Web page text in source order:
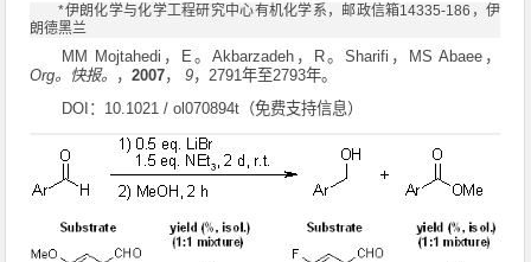
*伊朗化学与化学工程研究中心有机化学系，邮政信箱14335-186，伊
朗德黑兰
MM Mojtahedi，E。Akbarzadeh，R。Sharifi，MS Abaee，
Org。
快报。 ，2007，9，2791年至2793年。
DOI： 10.1021 / ol070894t （免费支持信息）